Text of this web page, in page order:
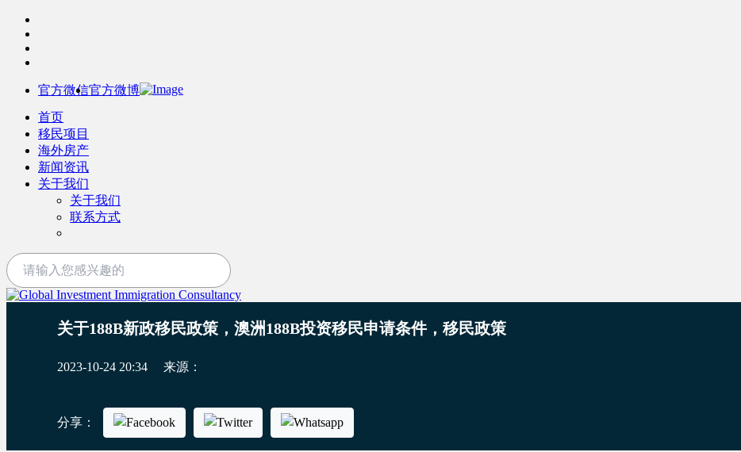
官方微信官方微博
首页
移民项目
海外房产
新闻资讯
关于我们
关于我们
联系方式
关于188B新政移民政策，澳洲188B投资移民申请条件，移民政策
2023-10-24 20:34 来源：
分享：